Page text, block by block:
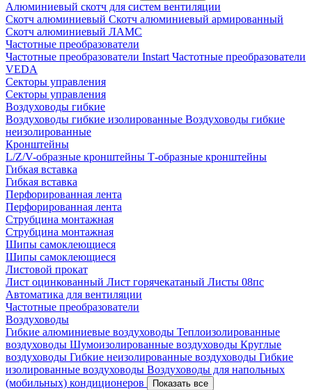
Алюминиевый скотч для систем вентиляции
Скотч алюминиевый Скотч алюминиевый армированный
Скотч алюминиевый ЛАМС
Частотные преобразователи
Частотные преобразователи Instart Частотные преобразователи
VEDA
Секторы управления
Секторы управления
Воздуховоды гибкие
Воздуховоды гибкие изолированные Воздуховоды гибкие
неизолированные
Кронштейны
L/Z/V-образные кронштейны Т-образные кронштейны
Гибкая вставка
Гибкая вставка
Перфорированная лента
Перфорированная лента
Струбцина монтажная
Струбцина монтажная
Шипы самоклеющиеся
Шипы самоклеющиеся
Листовой прокат
Лист оцинкованный Лист горячекатаный Листы 08пс
Автоматика для вентиляции
Частотные преобразователи
Воздуховоды
Гибкие алюминиевые воздуховоды Теплоизолированные
воздуховоды Шумоизолированные воздуховоды Круглые
воздуховоды Гибкие неизолированные воздуховоды Гибкие
изолированные воздуховоды Воздуховоды для напольных
(мобильных) кондиционеров
Показать все